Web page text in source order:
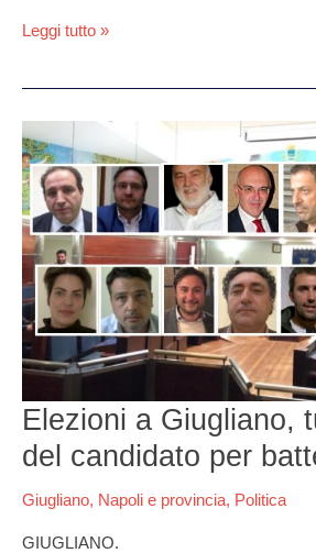
Leggi tutto »
Elezioni a Giugliano,
del candidato per
Giugliano, Napoli e provincia, Politica
GIUGLIANO.
a
Giugliano,
tutti
in
cerca
del
candidato
per
battere
Poziello